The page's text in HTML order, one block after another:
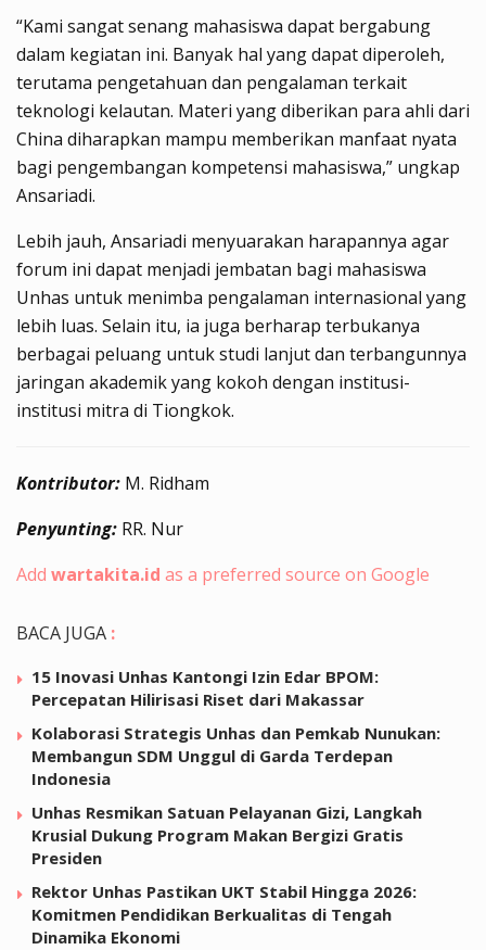
“Kami sangat senang mahasiswa dapat bergabung
dalam kegiatan ini. Banyak hal yang dapat diperoleh,
terutama pengetahuan dan pengalaman terkait
teknologi kelautan. Materi yang diberikan para ahli dari
China diharapkan mampu memberikan manfaat nyata
bagi pengembangan kompetensi mahasiswa,” ungkap
Ansariadi.
Lebih jauh, Ansariadi menyuarakan harapannya agar
forum ini dapat menjadi jembatan bagi mahasiswa
Unhas untuk menimba pengalaman internasional yang
lebih luas. Selain itu, ia juga berharap terbukanya
berbagai peluang untuk studi lanjut dan terbangunnya
jaringan akademik yang kokoh dengan institusi-
institusi mitra di Tiongkok.
Kontributor: M. Ridham
Penyunting: RR. Nur
Add wartakita.id as a preferred source on Google
BACA JUGA :
15 Inovasi Unhas Kantongi Izin Edar BPOM:
Percepatan Hilirisasi Riset dari Makassar
Kolaborasi Strategis Unhas dan Pemkab Nunukan:
Membangun SDM Unggul di Garda Terdepan
Indonesia
Unhas Resmikan Satuan Pelayanan Gizi, Langkah
Krusial Dukung Program Makan Bergizi Gratis
Presiden
Rektor Unhas Pastikan UKT Stabil Hingga 2026:
Komitmen Pendidikan Berkualitas di Tengah
Dinamika Ekonomi